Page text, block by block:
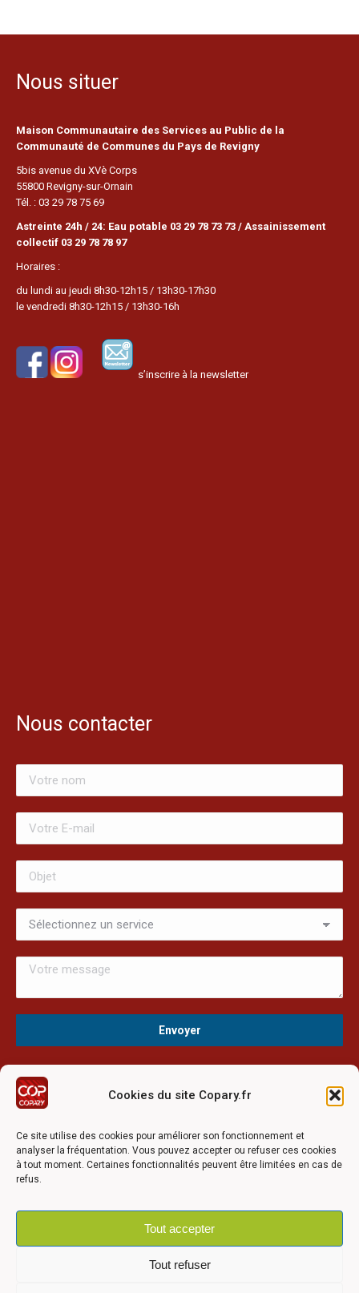
Cookies du site Copary.fr
Ce site utilise des cookies pour améliorer son fonctionnement et
analyser la fréquentation. Vous pouvez accepter ou refuser ces cookies
à tout moment. Certaines fonctionnalités peuvent être limitées en cas de
refus.
Tout accepter
Tout refuser
Nous situer
Maison Communautaire des Services au Public de la
Communauté de Communes du Pays de Revigny
5bis avenue du XVè Corps
55800 Revigny-sur-Ornain
Tél. : 03 29 78 75 69
Astreinte 24h / 24: Eau potable 03 29 78 73 73 / Assainissement
collectif 03 29 78 78 97
Horaires :
du lundi au jeudi 8h30-12h15 / 13h30-17h30
le vendredi 8h30-12h15 / 13h30-16h
s’inscrire à la newsletter
Nous contacter
Ce site a été réalisé avec le soutien financier de l'Union
Pays Barrois